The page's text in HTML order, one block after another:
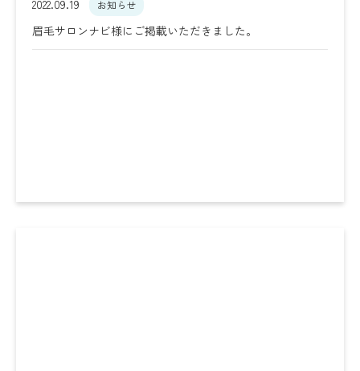
2022.09.19 お知らせ
眉毛サロンナビ様にご掲載いただきました。